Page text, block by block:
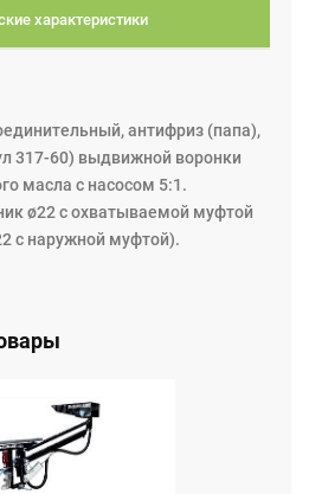
характеристики
антифриз (папа),
317-60) выдвижной воронки
масла с насосом 5:1.
ø22 с охватываемой муфтой
с наружной муфтой).